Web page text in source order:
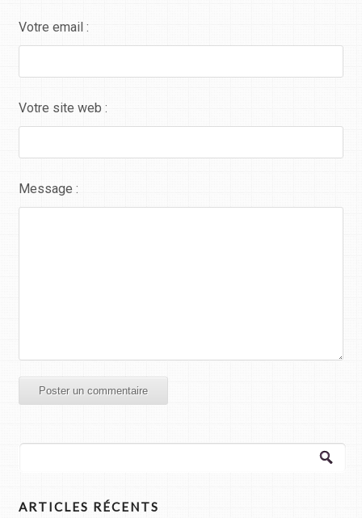
Votre email :
Votre site web :
Message :
Rechercher :
ARTICLES RÉCENTS